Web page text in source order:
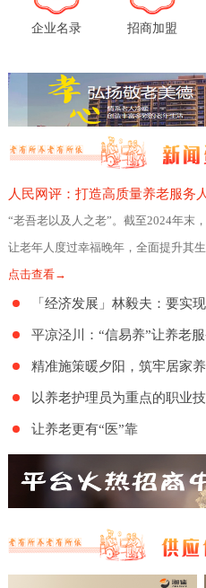
企业名录 招商加盟
人民网评：打造高质量养老服务
“老吾老以及人之老”。截至2024年末
让老年人度过幸福晚年，全面提升其
点。日前，民政部、人力资源社会
点击查看→
平凉泾川：“信易养”让养老
以养老护理员为重点的职业
让养老更有“医”靠